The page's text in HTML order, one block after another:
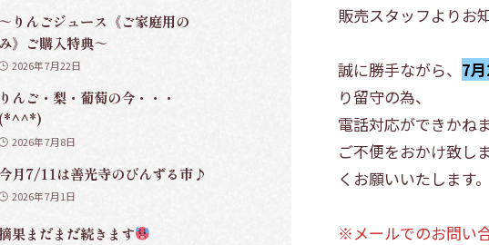
販売スタッフよりお
誠に勝手ながら、 7
り留守の為、
電話対応ができかねま
ご不便をおかけ致し
くお願いいたします。
※メールでのお問い
りんごジュース《ご家庭用の
》ご購入特典～
2026年7月22日
んご・梨・葡萄の今・・・
2026年7月8日
月7/11は善光寺のびんずる市♪
2026年7月1日
果まだまだ続きます